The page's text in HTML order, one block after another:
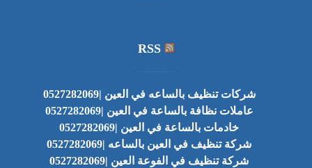
RSS
شركات تنظيف بالساعه في العين |0527282069
عاملات نظافة بالساعة في العين |0527282069
خادمات بالساعة في العين |0527282069
شركة تنظيف في العين بالساعه |0527282069
شركة تنظيف في الفوعة العين |0527282069